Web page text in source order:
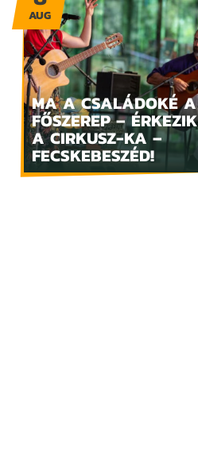
MA A CSALÁDOKÉ A
FŐSZEREP – ÉRKEZIK
A CIRKUSZ-KA –
FECSKEBESZÉD!
AUG